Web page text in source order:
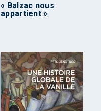
« Balzac nous
appartient »